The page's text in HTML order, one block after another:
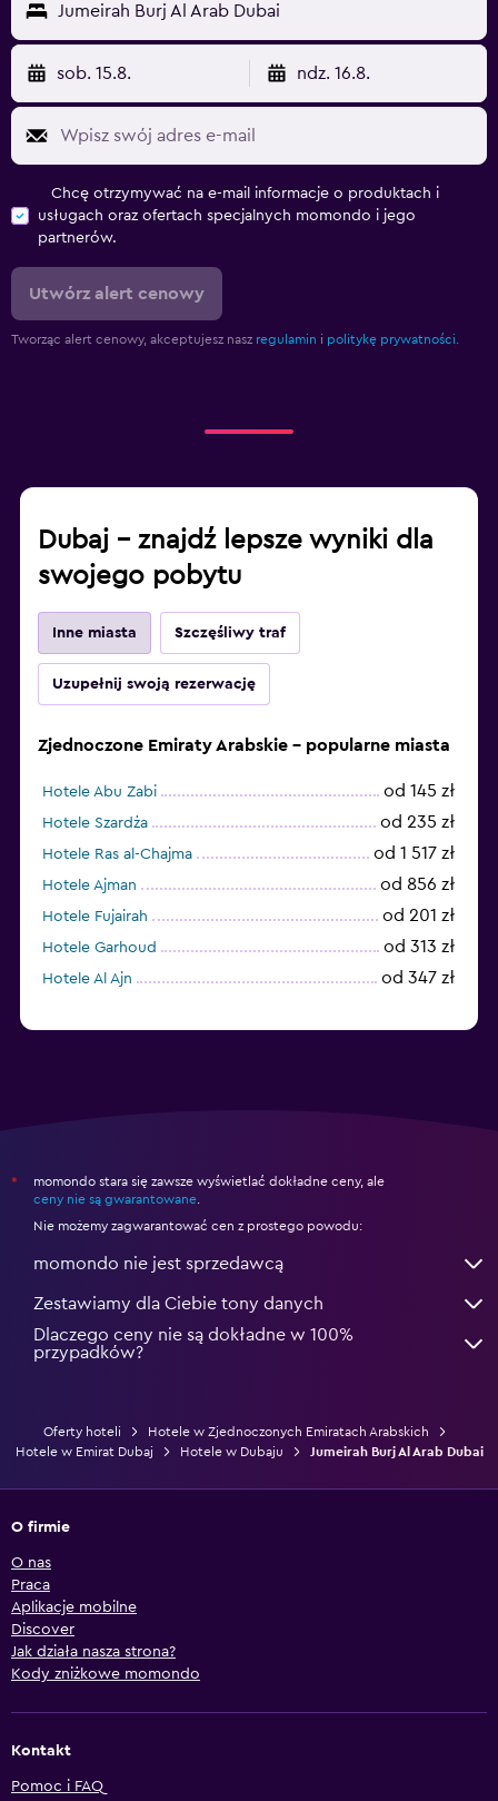
Jumeirah Burj Al Arab Dubai
sob. 15.8. ndz. 16.8.
Chcę otrzymywać na e-mail informacje o produktach i
usługach oraz ofertach specjalnych momondo i jego
partnerów.
Utwórz alert cenowy
Tworząc alert cenowy, akceptujesz nasz regulamin i politykę prywatności.
Dubaj – znajdź lepsze wyniki dla
swojego pobytu
Inne miasta Szczęśliwy traf
Uzupełnij swoją rezerwację
Zjednoczone Emiraty Arabskie – popularne miasta
Hotele Abu Zabi od 145 zł
Hotele Szardża od 235 zł
Hotele Ras al-Chajma od 1 517 zł
Hotele Ajman od 856 zł
Hotele Fujairah od 201 zł
Hotele Garhoud od 313 zł
Hotele Al Ajn od 347 zł
*
momondo stara się zawsze wyświetlać dokładne ceny, ale
ceny nie są gwarantowane
Nie możemy zagwarantować cen z prostego powodu:
momondo nie jest sprzedawcą
Zestawiamy dla Ciebie tony danych
Dlaczego ceny nie są dokładne w 100%
przypadków?
Oferty hoteli
Hotele w Zjednoczonych Emiratach Arabskich
Hotele w Emirat Dubaj
Hotele w Dubaju Jumeirah Burj Al Arab Dubai
O firmie
O nas
Praca
Aplikacje mobilne
Discover
Jak działa nasza strona?
Kody zniżkowe momondo
Kontakt
Pomoc i FAQ